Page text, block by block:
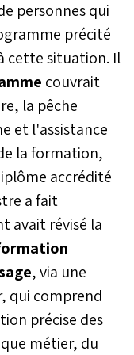
personnes qui
précité
cette situation. Il
couvrait
la pêche
et l'assistance
la formation,
accrédité
a fait
avait révisé la
, via une
qui comprend
précise des
métier, du